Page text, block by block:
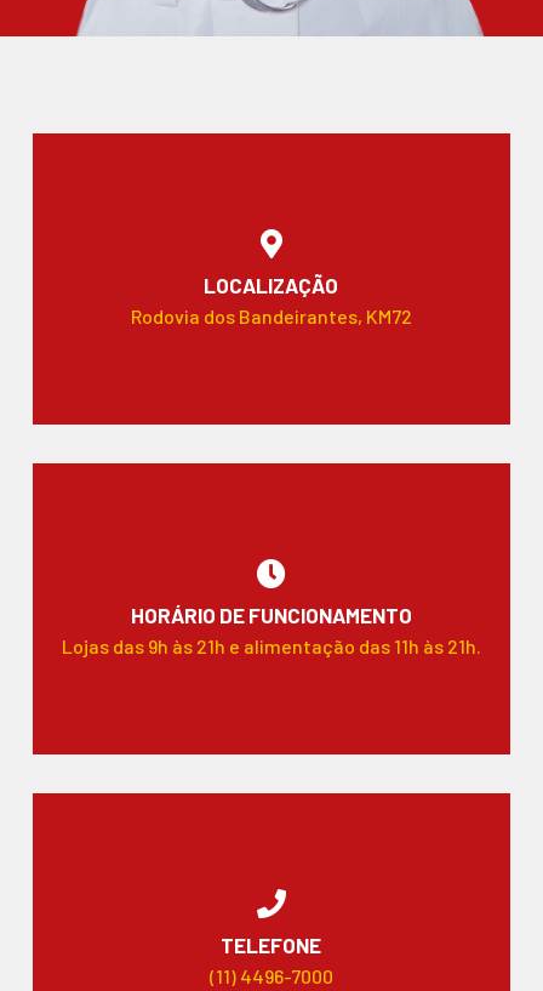
LOCALIZAÇÃO
Rodovia dos Bandeirantes, KM72
HORÁRIO DE FUNCIONAMENTO
Lojas das 9h às 21h e alimentação das 11h às 21h.
TELEFONE
(11) 4496-7000